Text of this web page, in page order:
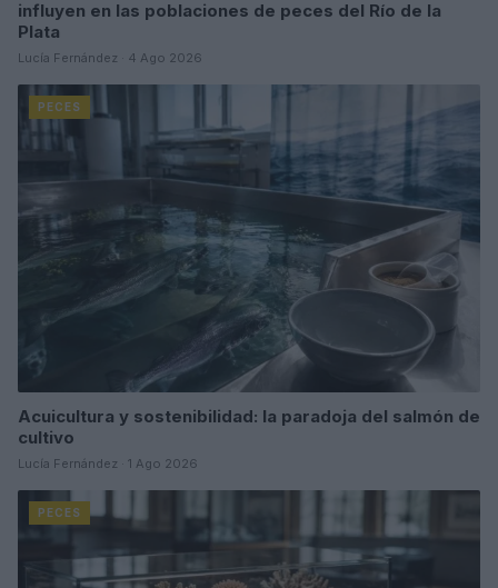
influyen en las poblaciones de peces del Río de la
Plata
Lucía Fernández · 4 Ago 2026
PECES
Acuicultura y sostenibilidad: la paradoja del salmón de
cultivo
Lucía Fernández · 1 Ago 2026
PECES